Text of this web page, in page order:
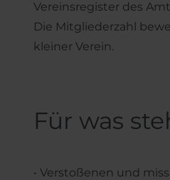
Vereinsregister des
Die Mitgliederzahl
kleiner Verein.
Für was
• Verstoßenen und